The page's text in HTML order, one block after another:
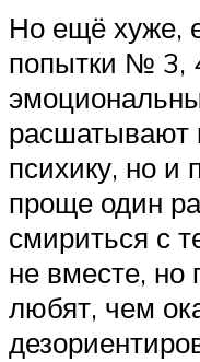
Но ещё хуже,
попытки № 3,
расшатывают
психику, но и
проще один
смириться с
не вместе, но
любят, чем